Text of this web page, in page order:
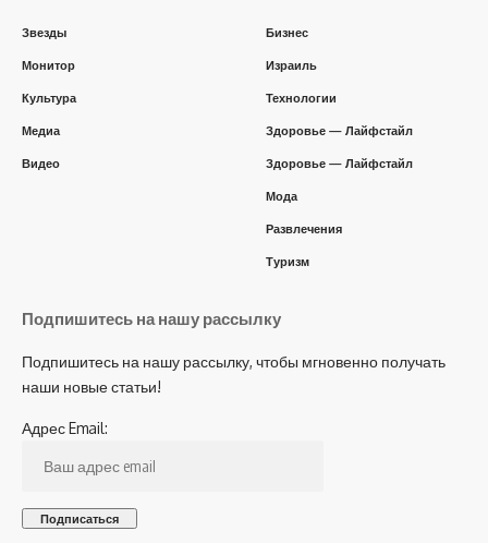
Звезды
Монитор
Культура
Медиа
Видео
Бизнес
Израиль
Технологии
Здоровье — Лайфстайл
Здоровье — Лайфстайл
Мода
Развлечения
Туризм
Подпишитесь на нашу рассылку
Подпишитесь на нашу рассылку, чтобы мгновенно получать
наши новые статьи!
Адрес Email: